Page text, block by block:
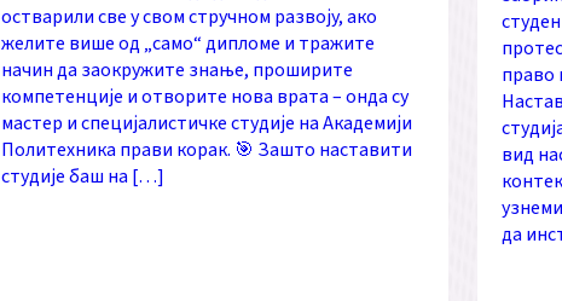
остварили све у свом стручном развоју, ако
желите више од „само“ дипломе и тражите
начин да заокружите знање, проширите
компетенције и отворите нова врата – онда су
мастер и специјалистичке студије на Академији
Политехника прави корак. 🎯 Зашто наставити
студије баш на […]
право
вид
да